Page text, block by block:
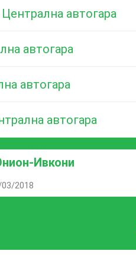
Централна автогара
автогара
автогара
автогара
Ивкони
2018